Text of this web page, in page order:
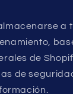
a
de
de